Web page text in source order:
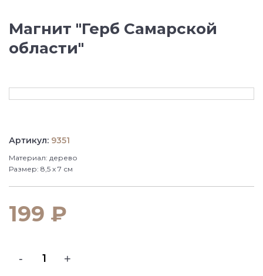
Магнит "Герб Самарской
области"
Артикул: 9351
Материал: дерево
Размер: 8,5 х 7 см
199 ₽
- +